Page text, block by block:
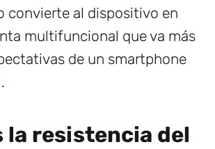
convierte al dispositivo en
multifuncional que va más
de un smartphone
la resistencia del